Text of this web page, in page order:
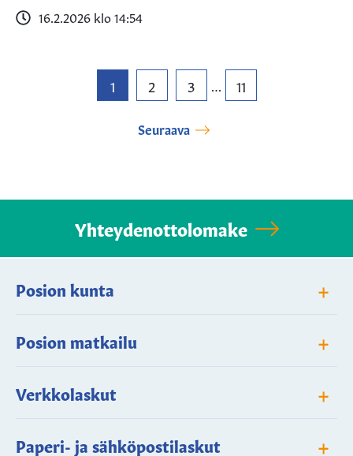
16.2.2026 klo 14:54
1 2 3 11
Seuraava
Yhteydenottolomake
Posion kunta +
Posion matkailu +
Verkkolaskut +
Paperi- ja sähköpostilaskut +